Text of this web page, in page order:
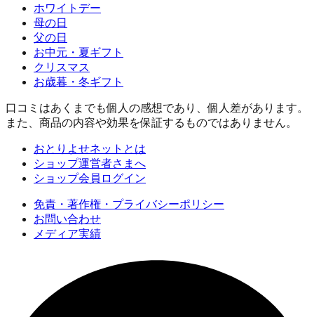
ホワイトデー
母の日
父の日
お中元・夏ギフト
クリスマス
お歳暮・冬ギフト
口コミはあくまでも個人の感想であり、個人差があります。
また、商品の内容や効果を保証するものではありません。
おとりよせネットとは
ショップ運営者さまへ
ショップ会員ログイン
免責・著作権・プライバシーポリシー
お問い合わせ
メディア実績